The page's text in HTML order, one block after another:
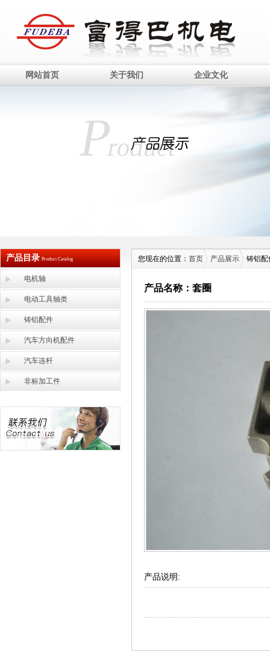
网站首页 关于我们 企业文化
产品目录 Product Catalog
电机轴
电动工具轴类
铸铝配件
汽车方向机配件
汽车连杆
非标加工件
您现在的位置： 首页 产品展示 铸铝配
产品名称：套圈
产品说明: